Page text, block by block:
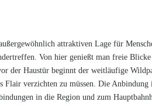
attraktiven Lage für
Von hier genießt man freie
der Haustür beginnt der weitläufige
Flair verzichten zu müssen. Die
in die Region und zum